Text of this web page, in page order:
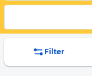
Filter